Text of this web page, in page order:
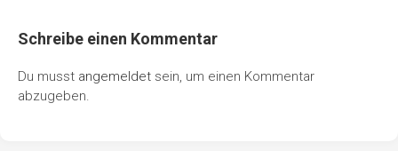
Schreibe einen Kommentar
Du musst angemeldet sein, um einen Kommentar
abzugeben.